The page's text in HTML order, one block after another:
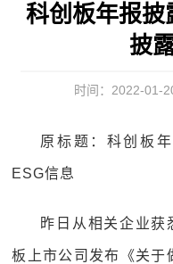
科创板年报披
披
时间：2022-01-
原标题：科创板
ESG信息
昨日从相关企业获
板上市公司发布《关于